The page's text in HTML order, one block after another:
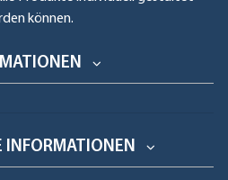
können.
INFORMATIONEN